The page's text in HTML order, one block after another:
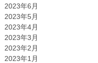
2023年6月
2023年5月
2023年4月
2023年3月
2023年2月
2023年1月